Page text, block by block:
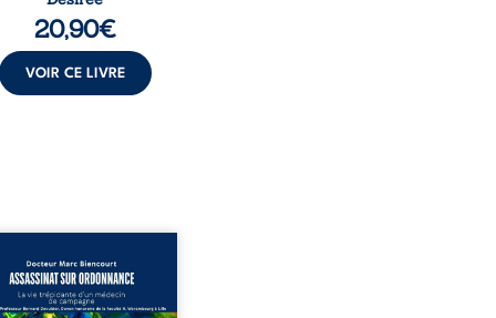
20,90€
VOIR CE LIVRE
sur ordonnance –
trépidante d’un médecin
est la réédition
et actualisée du